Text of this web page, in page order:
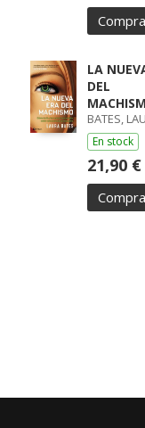
LA
DEL
BATES,
En stock
21,90 €